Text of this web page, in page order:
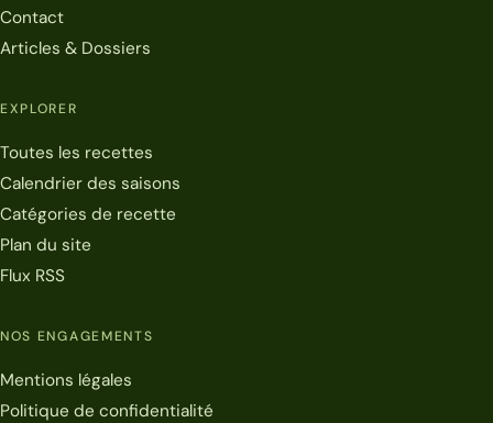
Contact
Articles & Dossiers
EXPLORER
Toutes les recettes
Calendrier des saisons
Catégories de recette
Plan du site
Flux RSS
NOS ENGAGEMENTS
Mentions légales
Politique de confidentialité